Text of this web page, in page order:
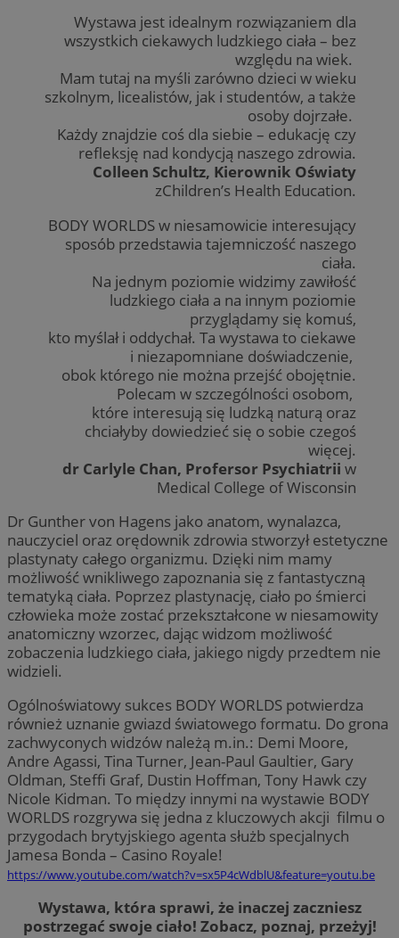
Wystawa jest idealnym rozwiązaniem dla
wszystkich ciekawych ludzkiego ciała – bez
względu na wiek.
Mam tutaj na myśli zarówno dzieci w wieku
szkolnym, licealistów, jak i studentów, a także
osoby dojrzałe.
Każdy znajdzie coś dla siebie – edukację czy
refleksję nad kondycją naszego zdrowia.
Colleen Schultz, Kierownik Oświaty
zChildren’s Health Education.
BODY WORLDS w niesamowicie interesujący
sposób przedstawia tajemniczość naszego
ciała.
Na jednym poziomie widzimy zawiłość
ludzkiego ciała a na innym poziomie
przyglądamy się komuś,
kto myślał i oddychał. Ta wystawa to ciekawe
i niezapomniane doświadczenie,
obok którego nie można przejść obojętnie.
Polecam w szczególności osobom,
które interesują się ludzką naturą oraz
chciałyby dowiedzieć się o sobie czegoś
więcej.
dr Carlyle Chan, Profersor Psychiatrii w
Medical College of Wisconsin
Dr Gunther von Hagens jako anatom, wynalazca,
nauczyciel oraz orędownik zdrowia stworzył estetyczne
plastynaty całego organizmu. Dzięki nim mamy
możliwość wnikliwego zapoznania się z fantastyczną
tematyką ciała. Poprzez plastynację, ciało po śmierci
człowieka może zostać przekształcone w niesamowity
anatomiczny wzorzec, dając widzom możliwość
zobaczenia ludzkiego ciała, jakiego nigdy przedtem nie
widzieli.
Ogólnoświatowy sukces BODY WORLDS potwierdza
również uznanie gwiazd światowego formatu. Do grona
zachwyconych widzów należą m.in.: Demi Moore,
Andre Agassi, Tina Turner, Jean-Paul Gaultier, Gary
Oldman, Steffi Graf, Dustin Hoffman, Tony Hawk czy
Nicole Kidman. To między innymi na wystawie BODY
WORLDS rozgrywa się jedna z kluczowych akcji filmu o
przygodach brytyjskiego agenta służb specjalnych
Jamesa Bonda – Casino Royale!
https://www.youtube.com/watch?v=sx5P4cWdblU&feature=youtu.be
Wystawa, która sprawi, że inaczej zaczniesz
postrzegać swoje ciało! Zobacz, poznaj, przeżyj!